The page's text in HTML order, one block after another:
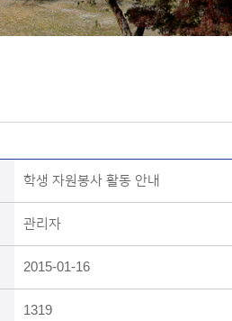
학생 자원봉사 활동 안내
관리자
2015-01-16
1319